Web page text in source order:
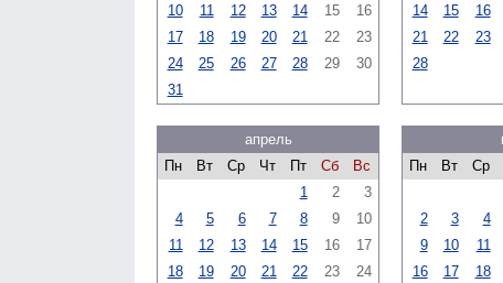
10
11 12 13 14 15
16
17
18 19 20 21 22
23
24
25 26 27 28 29
30
31
14
15 16
21
22 23
28
апрель
Пн
Вт Ср Чт Пт Сб
Вс
1
2
3
4
5 6 7 8 9
10
11
12 13 14 15 16
17
18
19 20 21 22 23
24
Пн
Вт Ср
2
3 4
9
10 11
16
17 18